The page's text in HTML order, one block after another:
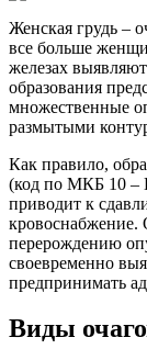
Женская грудь –
все больше
железах
образования
множественные
размытыми
Как правило,
(код по МКБ 10 –
приводит к
кровоснабжение.
перерождению
своевременно
предпринимать
Виды